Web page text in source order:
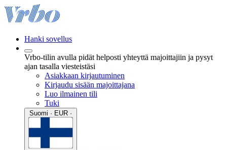
Hanki sovellus
Vrbo-tilin avulla pidät helposti yhteyttä majoittajiin ja pysyt
ajan tasalla viesteistäsi
Asiakkaan kirjautuminen
Kirjaudu sisään majoittajana
Luo ilmainen tili
Tuki